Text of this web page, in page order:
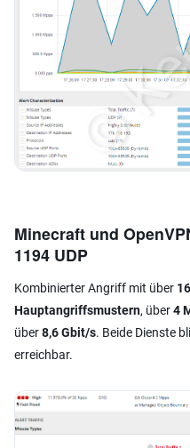
Minecraft und
1194 UDP
Kombinierter Angriff mit über
Hauptangriffsmustern, über4
über8,6 Gbit/s. Beide Dienste
erreichbar.